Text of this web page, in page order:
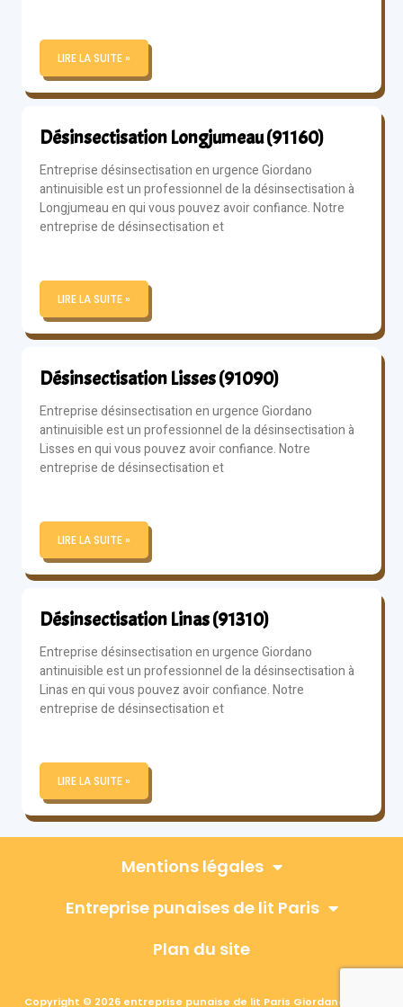
LIRE LA SUITE »
Désinsectisation Longjumeau (91160)
Entreprise désinsectisation en urgence Giordano
antinuisible est un professionnel de la désinsectisation à
Longjumeau en qui vous pouvez avoir confiance. Notre
entreprise de désinsectisation et
LIRE LA SUITE »
Désinsectisation Lisses (91090)
Entreprise désinsectisation en urgence Giordano
antinuisible est un professionnel de la désinsectisation à
Lisses en qui vous pouvez avoir confiance. Notre
entreprise de désinsectisation et
LIRE LA SUITE »
Désinsectisation Linas (91310)
Entreprise désinsectisation en urgence Giordano
antinuisible est un professionnel de la désinsectisation à
Linas en qui vous pouvez avoir confiance. Notre
entreprise de désinsectisation et
LIRE LA SUITE »
Mentions légales
Entreprise punaises de lit Paris
Plan du site
Copyright © 2026 entreprise punaise de lit Paris Giordano, Tous